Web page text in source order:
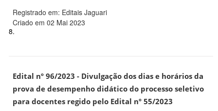
Registrado em: Editais Jaguari
Criado em 02 Mai 2023
8.
Edital nº 96/2023 - Divulgação dos dias e horários da
prova de desempenho didático do processo seletivo
para docentes regido pelo Edital nº 55/2023